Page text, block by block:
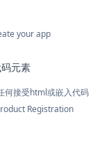
your app
元素
何接受html或嵌入代码
Registration